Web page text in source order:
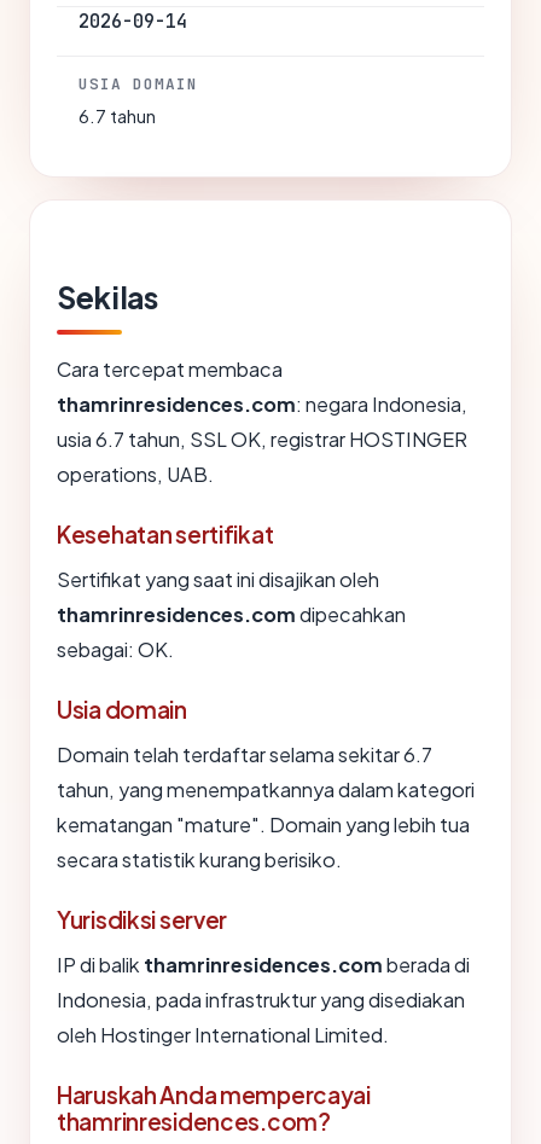
2026-09-14
USIA DOMAIN
6.7 tahun
Sekilas
Cara tercepat membaca
thamrinresidences.com: negara Indonesia,
usia 6.7 tahun, SSL OK, registrar HOSTINGER
operations, UAB.
Kesehatan sertifikat
Sertifikat yang saat ini disajikan oleh
thamrinresidences.comdipecahkan
sebagai: OK.
Usia domain
Domain telah terdaftar selama sekitar 6.7
tahun, yang menempatkannya dalam kategori
kematangan "mature". Domain yang lebih tua
secara statistik kurang berisiko.
Yurisdiksi server
IP di balik thamrinresidences.comberada di
Indonesia, pada infrastruktur yang disediakan
oleh Hostinger International Limited.
Haruskah Anda mempercayai
thamrinresidences.com?